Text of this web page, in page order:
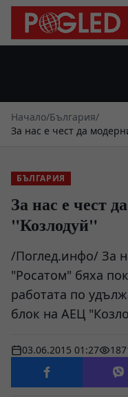
Начало/България/
За нас е чест да
БЪЛГАРИЯ
За нас е чест
"Козлодуй"
/Поглед.инфо/ За
"Росатом" бяха
работата по
блок на АЕЦ
03.06.2015 01:27